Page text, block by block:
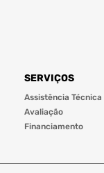
SERVIÇOS
Assistência Técnica
Avaliação
Financiamento